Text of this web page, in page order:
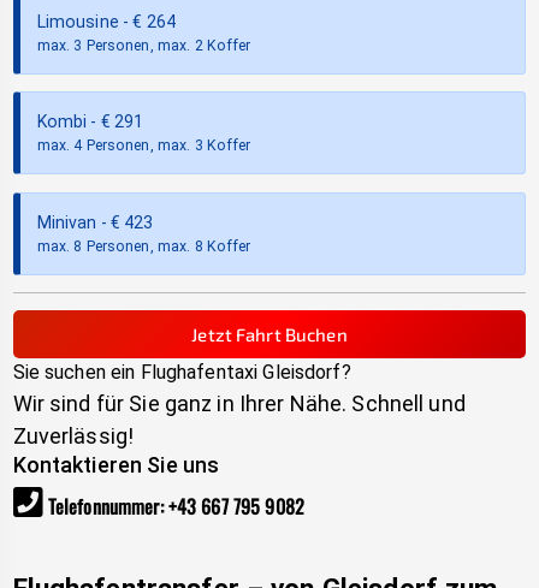
Limousine - € 264
max. 3 Personen, max. 2 Koffer
Kombi - € 291
max. 4 Personen, max. 3 Koffer
Minivan - € 423
max. 8 Personen, max. 8 Koffer
Jetzt Fahrt Buchen
Sie suchen ein Flughafentaxi Gleisdorf?
Wir sind für Sie ganz in Ihrer Nähe. Schnell und
Zuverlässig!
Kontaktieren Sie uns
Telefonnummer:+43 667 795 9082